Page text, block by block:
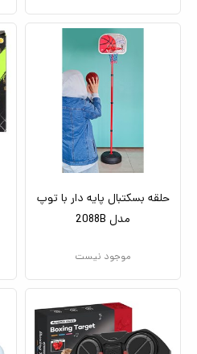
حلقه بسکتبال پایه دار با توپ
مدل 2088B
موجود نیست